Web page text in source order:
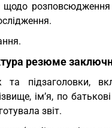
розповсюдження
резюме
та підзаголовки,
ім’я, по
звіт.